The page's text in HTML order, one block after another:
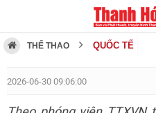
THỂ THAO QUỐC TẾ
2026-06-30 09:06:00